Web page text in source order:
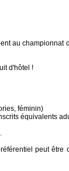
au
d'hôtel !
féminin)
équivalents
peut